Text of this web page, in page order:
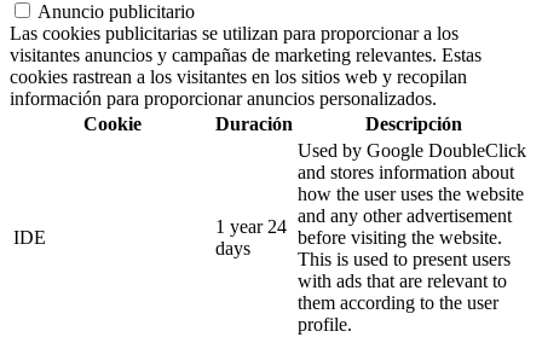
Anuncio publicitario
Las cookies publicitarias se utilizan para proporcionar a los
visitantes anuncios y campañas de marketing relevantes. Estas
cookies rastrean a los visitantes en los sitios web y recopilan
información para proporcionar anuncios personalizados.
Cookie
Duración Descripción
IDE
1 year 24
days
Used by Google DoubleClick
and stores information about
how the user uses the website
and any other advertisement
before visiting the website.
This is used to present users
with ads that are relevant to
them according to the user
profile.